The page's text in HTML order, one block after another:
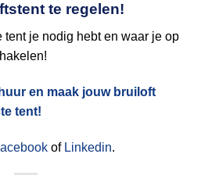
te regelen!
je nodig hebt en waar je op
en maak jouw bruiloft
tent!
of Linkedin.